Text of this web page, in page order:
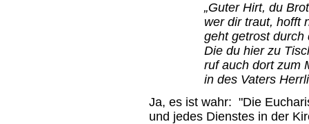
„Guter Hirt, du
wer dir traut, hofft
geht getrost durch
Die du hier zu
ruf auch dort zum
in des Vaters
Ja, es ist wahr: "Die
und jedes Dienstes in der